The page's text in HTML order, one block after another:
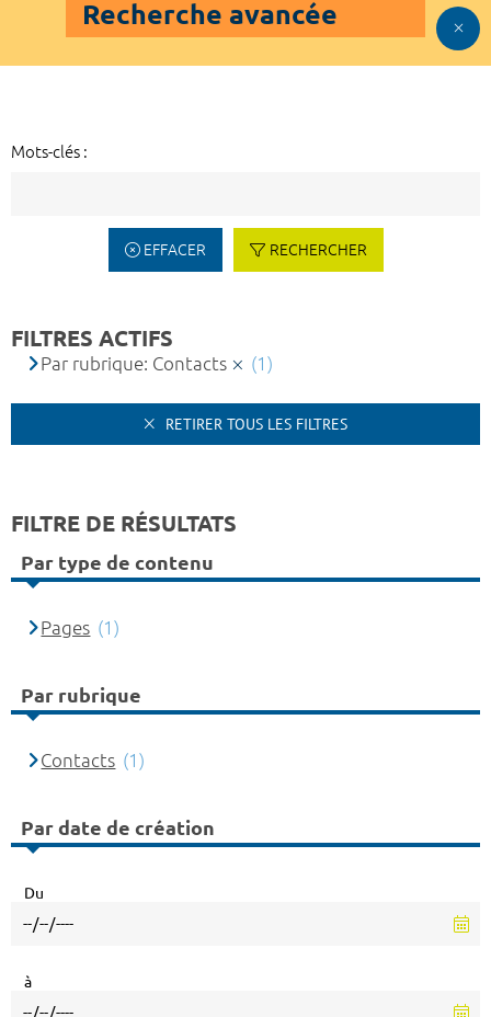
Recherche avancée
Mots-clés :
EFFACER RECHERCHER
FILTRES ACTIFS
Par rubrique: Contacts (1)
RETIRER TOUS LES FILTRES
FILTRE DE RÉSULTATS
Par type de contenu
Pages (1)
Par rubrique
Contacts (1)
Par date de création
Du
à